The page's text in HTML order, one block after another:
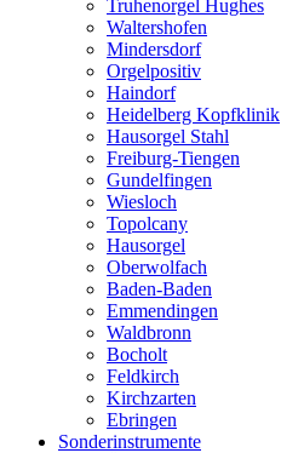
Truhenorgel Hughes
Waltershofen
Mindersdorf
Orgelpositiv
Haindorf
Heidelberg Kopfklinik
Hausorgel Stahl
Freiburg-Tiengen
Gundelfingen
Wiesloch
Topolcany
Hausorgel
Oberwolfach
Baden-Baden
Emmendingen
Waldbronn
Bocholt
Feldkirch
Kirchzarten
Ebringen
Sonderinstrumente